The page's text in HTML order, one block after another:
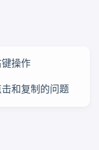
操作
和复制的问题